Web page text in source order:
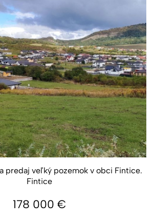
predaj veľký pozemok v obci Fintice.
Fintice
178 000 €